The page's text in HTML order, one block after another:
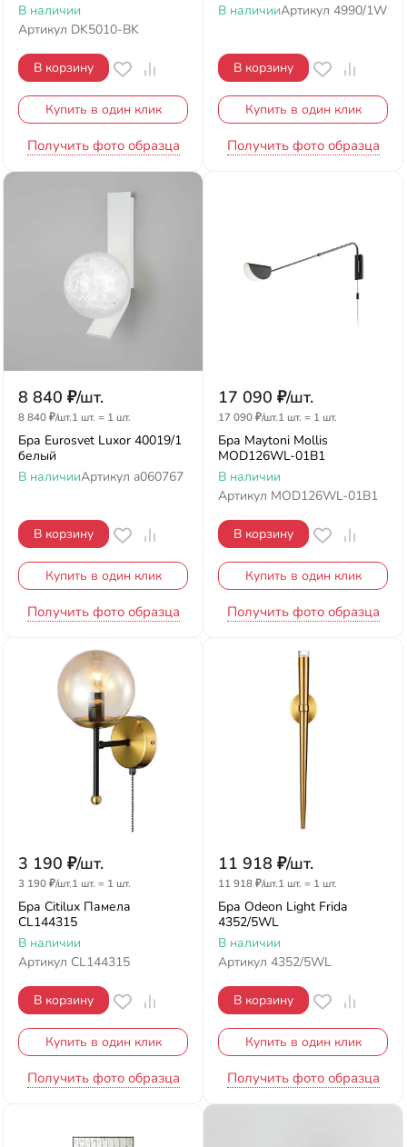
В наличии
Артикул DK5010-BK
В корзину
Купить в один клик
Получить фото образца
В наличииАртикул 4990/1W
В корзину
Купить в один клик
Получить фото образца
8 840 ₽/шт.
8 840₽/шт.1 шт. = 1 шт.
Бра Eurosvet Luxor 40019/1
белый
В наличииАртикул a060767
В корзину
Купить в один клик
Получить фото образца
17 090 ₽/шт.
17 090₽/шт.1 шт. = 1 шт.
Бра Maytoni Mollis
MOD126WL-01B1
В наличии
Артикул MOD126WL-01B1
В корзину
Купить в один клик
Получить фото образца
3 190 ₽/шт.
3 190₽/шт.1 шт. = 1 шт.
Бра Citilux Памела
CL144315
В наличии
Артикул CL144315
В корзину
Купить в один клик
Получить фото образца
11 918 ₽/шт.
11 918₽/шт.1 шт. = 1 шт.
Бра Odeon Light Frida
4352/5WL
В наличии
Артикул 4352/5WL
В корзину
Купить в один клик
Получить фото образца